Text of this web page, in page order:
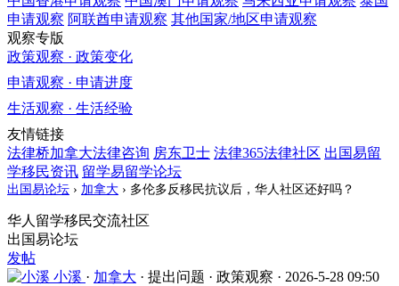
申请观察 阿联酋申请观察 其他国家/地区申请观察
观察专版
政策观察 · 政策变化
申请观察 · 申请进度
生活观察 · 生活经验
友情链接
法律桥加拿大法律咨询 房东卫士 法律365法律社区 出国易留
学移民资讯 留学易留学论坛
出国易论坛 › 加拿大 › 多伦多反移民抗议后，华人社区还好吗？
华人留学移民交流社区
出国易论坛
发帖
小溪 · 加拿大 · 提出问题 · 政策观察 · 2026-5-28 09:50